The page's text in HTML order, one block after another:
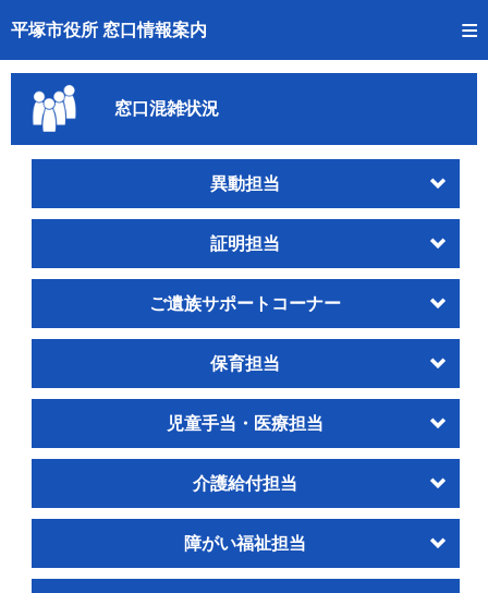
平塚市役所 窓口情報案内
トップページへ
ご利用方法
事前予約
窓口混雑状況
待ち状況確認
窓口混雑状況
異動担当
証明担当
ご遺族サポートコーナー
保育担当
児童手当・医療担当
介護給付担当
障がい福祉担当